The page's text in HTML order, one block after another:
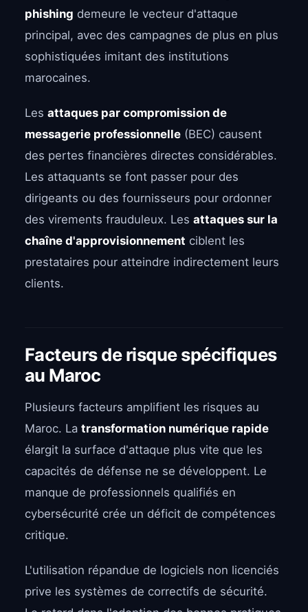
phishing demeure le vecteur d'attaque
principal, avec des campagnes de plus en plus
sophistiquées imitant des institutions
marocaines.
Les attaques par compromission de
messagerie professionnelle (BEC) causent
des pertes financières directes considérables.
Les attaquants se font passer pour des
dirigeants ou des fournisseurs pour ordonner
des virements frauduleux. Les attaques sur la
chaîne d'approvisionnement ciblent les
prestataires pour atteindre indirectement leurs
clients.
Facteurs de risque spécifiques
au Maroc
Plusieurs facteurs amplifient les risques au
Maroc. La transformation numérique rapide
élargit la surface d'attaque plus vite que les
capacités de défense ne se développent. Le
manque de professionnels qualifiés en
cybersécurité crée un déficit de compétences
critique.
L'utilisation répandue de logiciels non licenciés
prive les systèmes de correctifs de sécurité.